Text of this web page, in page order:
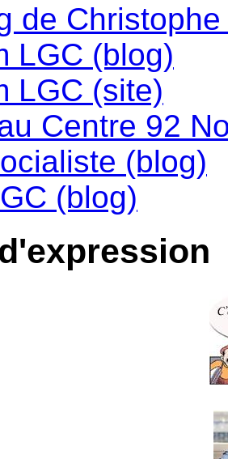
de
LGC (blog)
LGC (site)
Centre 92
(blog)
(blog)